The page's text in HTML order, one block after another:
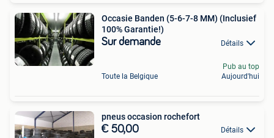
Occasie Banden (5-6-7-8 MM) (Inclusief
100% Garantie!)
Sur demande Détails
Toute la Belgique
Pub au top
Aujourd'hui
pneus occasion rochefort
€ 50,00 Détails